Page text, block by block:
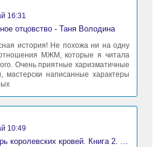
16:31
отцовство - Таня Володина
история! Не похожа ни на одну
МЖМ, которые я читала
Очень приятные харизматичные
мастерски написанные характеры
10:49
Дикарь королевских кровей. Книга 2. Леди-фаворитка - Анна Сергеевна Гаврилова